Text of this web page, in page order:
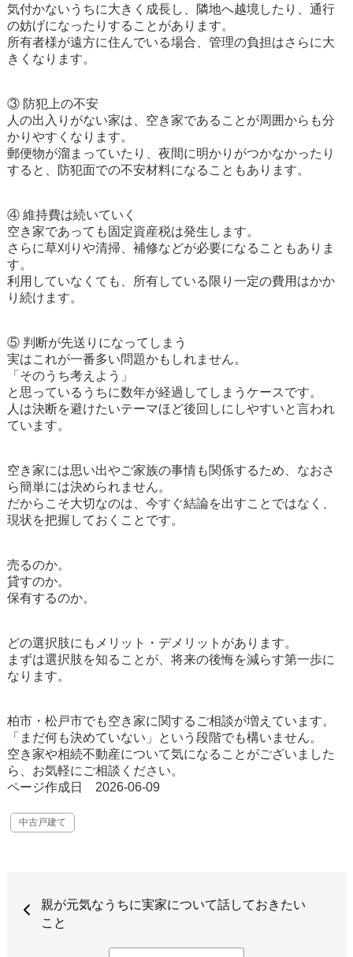
気付かないうちに大きく成長し、隣地へ越境したり、通行
の妨げになったりすることがあります。
所有者様が遠方に住んでいる場合、管理の負担はさらに大
きくなります。
③ 防犯上の不安
人の出入りがない家は、空き家であることが周囲からも分
かりやすくなります。
郵便物が溜まっていたり、夜間に明かりがつかなかったり
すると、防犯面での不安材料になることもあります。
④ 維持費は続いていく
空き家であっても固定資産税は発生します。
さらに草刈りや清掃、補修などが必要になることもありま
す。
利用していなくても、所有している限り一定の費用はかか
り続けます。
⑤ 判断が先送りになってしまう
実はこれが一番多い問題かもしれません。
「そのうち考えよう」
と思っているうちに数年が経過してしまうケースです。
人は決断を避けたいテーマほど後回しにしやすいと言われ
ています。
空き家には思い出やご家族の事情も関係するため、なおさ
ら簡単には決められません。
だからこそ大切なのは、今すぐ結論を出すことではなく、
現状を把握しておくことです。
売るのか。
貸すのか。
保有するのか。
どの選択肢にもメリット・デメリットがあります。
まずは選択肢を知ることが、将来の後悔を減らす第一歩に
なります。
柏市・松戸市でも空き家に関するご相談が増えています。
「まだ何も決めていない」という段階でも構いません。
空き家や相続不動産について気になることがございました
ら、お気軽にご相談ください。
ページ作成日 2026-06-09
中古戸建て
親が元気なうちに実家について話しておきたい
こと